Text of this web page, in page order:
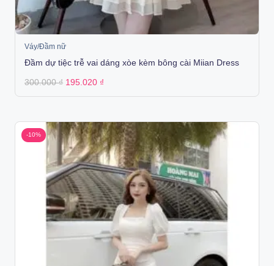
Váy/Đầm nữ
Đầm dự tiệc trễ vai dáng xòe kèm bông cài Miian Dress
300.000₫ Original
was:
195.020 ₫
is:
-10%